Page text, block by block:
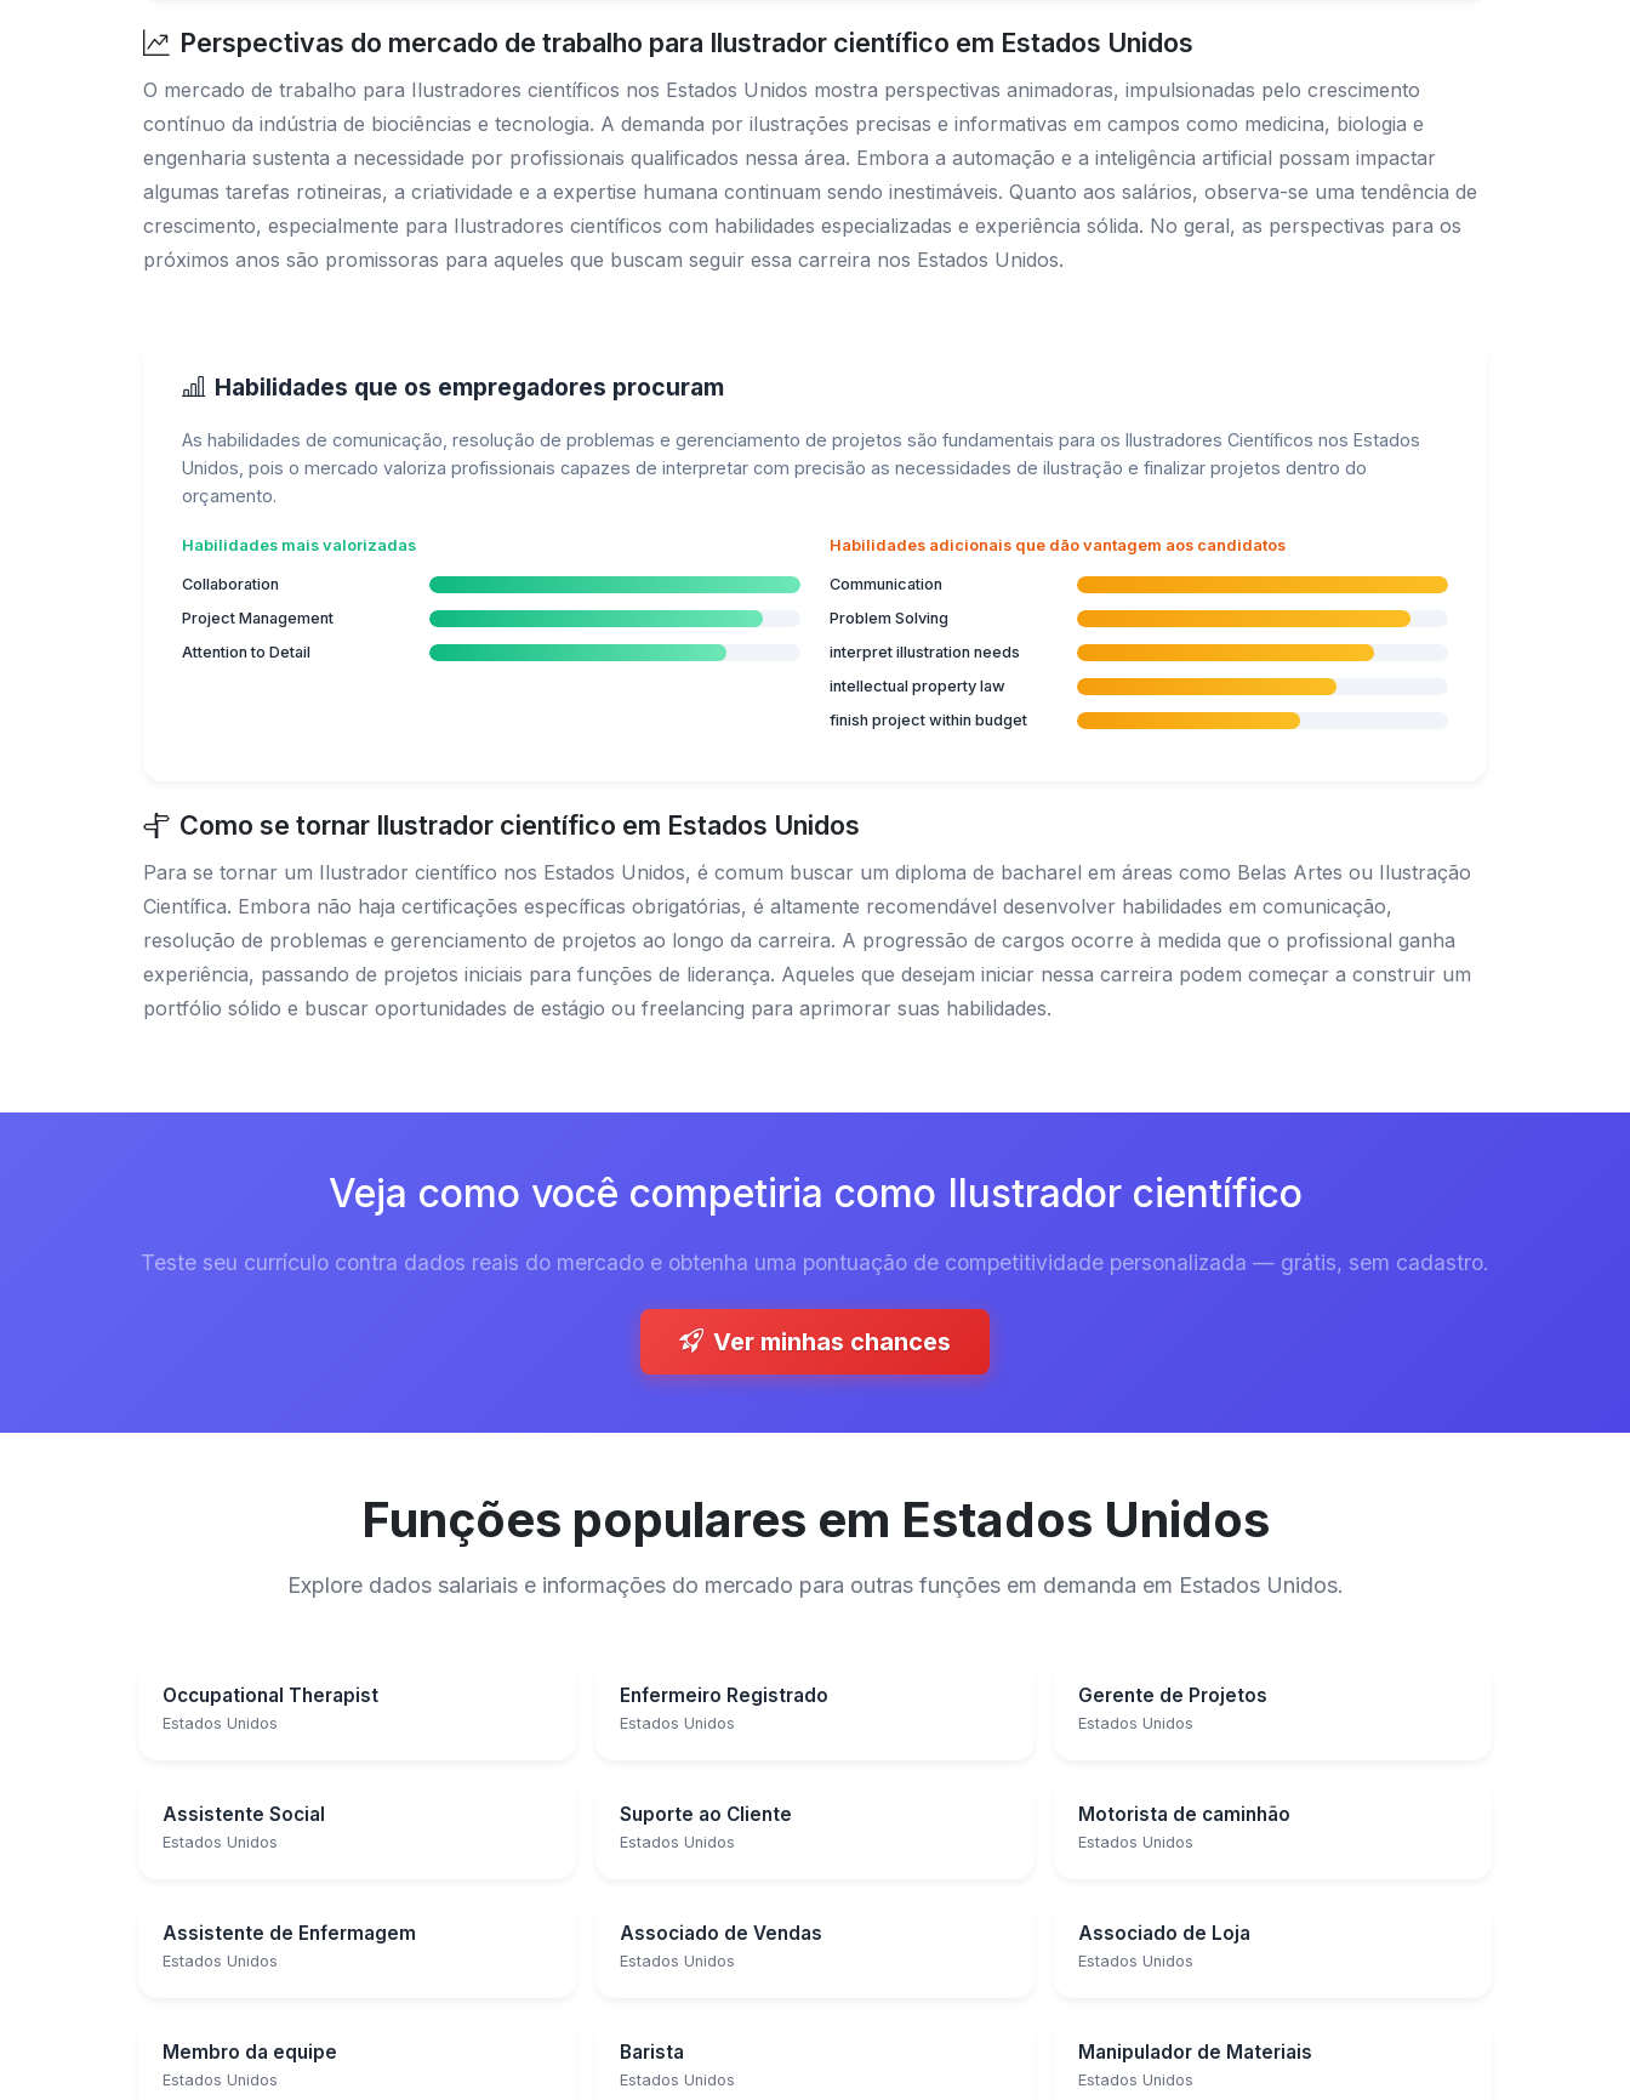
Perspectivas do mercado de trabalho para Ilustrador científico em Estados Unidos
O mercado de trabalho para Ilustradores científicos nos Estados Unidos mostra perspectivas animadoras, impulsionadas pelo crescimento
contínuo da indústria de biociências e tecnologia. A demanda por ilustrações precisas e informativas em campos como medicina, biologia e
engenharia sustenta a necessidade por profissionais qualificados nessa área. Embora a automação e a inteligência artificial possam impactar
algumas tarefas rotineiras, a criatividade e a expertise humana continuam sendo inestimáveis. Quanto aos salários, observa-se uma tendência de
crescimento, especialmente para Ilustradores científicos com habilidades especializadas e experiência sólida. No geral, as perspectivas para os
próximos anos são promissoras para aqueles que buscam seguir essa carreira nos Estados Unidos.
Habilidades que os empregadores procuram
As habilidades de comunicação, resolução de problemas e gerenciamento de projetos são fundamentais para os Ilustradores Científicos nos Estados
Unidos, pois o mercado valoriza profissionais capazes de interpretar com precisão as necessidades de ilustração e finalizar projetos dentro do
orçamento.
Habilidades mais valorizadas
Collaboration
Project Management
Attention to Detail
Habilidades adicionais que dão vantagem aos candidatos
Communication
Problem Solving
interpret illustration needs
intellectual property law
finish project within budget
Como se tornar Ilustrador científico em Estados Unidos
Para se tornar um Ilustrador científico nos Estados Unidos, é comum buscar um diploma de bacharel em áreas como Belas Artes ou Ilustração
Científica. Embora não haja certificações específicas obrigatórias, é altamente recomendável desenvolver habilidades em comunicação,
resolução de problemas e gerenciamento de projetos ao longo da carreira. A progressão de cargos ocorre à medida que o profissional ganha
experiência, passando de projetos iniciais para funções de liderança. Aqueles que desejam iniciar nessa carreira podem começar a construir um
portfólio sólido e buscar oportunidades de estágio ou freelancing para aprimorar suas habilidades.
Veja como você competiria como Ilustrador científico
Teste seu currículo contra dados reais do mercado e obtenha uma pontuação de competitividade personalizada — grátis, sem cadastro.
Ver minhas chances
Funções populares em Estados Unidos
Explore dados salariais e informações do mercado para outras funções em demanda em Estados Unidos.
Occupational Therapist
Estados Unidos
Enfermeiro Registrado
Estados Unidos
Gerente de Projetos
Estados Unidos
Assistente Social
Estados Unidos
Suporte ao Cliente
Estados Unidos
Motorista de caminhão
Estados Unidos
Assistente de Enfermagem
Estados Unidos
Associado de Vendas
Estados Unidos
Associado de Loja
Estados Unidos
Membro da equipe
Estados Unidos
Barista
Estados Unidos
Manipulador de Materiais
Estados Unidos